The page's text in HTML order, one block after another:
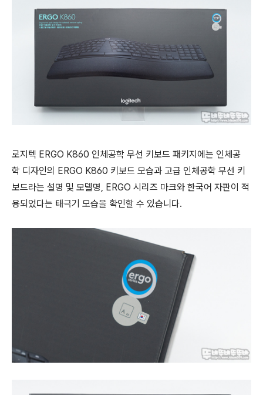
로지텍 ERGO K860 인체공학 무선 키보드 패키지에는 인체공
학 디자인의 ERGO K860 키보드 모습과 고급 인체공학 무선 키
보드라는 설명 및 모델명, ERGO 시리즈 마크와 한국어 자판이 적
용되었다는 태극기 모습을 확인할 수 있습니다.